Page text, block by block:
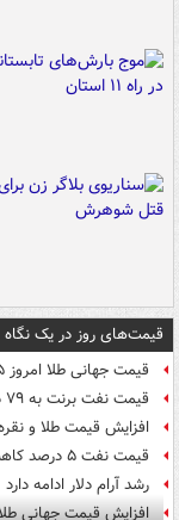
قیمت‌های روز در یک نگاه
قیمت جهانی طلا امروز ۱۵ مرداد
قیمت نفت برنت به ۷۹ دلار رسید
افزایش قیمت طلا و
قیمت نفت ۵ درصد کاهش یافت
رشد آرام دلار ادامه دارد
افزایش قیمت جهانی